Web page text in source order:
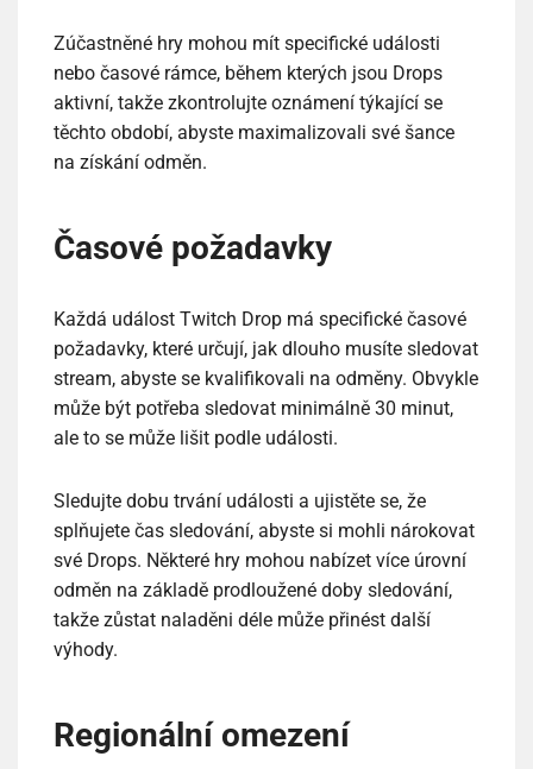
Zúčastněné hry mohou mít specifické události
nebo časové rámce, během kterých jsou Drops
aktivní, takže zkontrolujte oznámení týkající se
těchto období, abyste maximalizovali své šance
na získání odměn.
Časové požadavky
Každá událost Twitch Drop má specifické časové
požadavky, které určují, jak dlouho musíte sledovat
stream, abyste se kvalifikovali na odměny. Obvykle
může být potřeba sledovat minimálně 30 minut,
ale to se může lišit podle události.
Sledujte dobu trvání události a ujistěte se, že
splňujete čas sledování, abyste si mohli nárokovat
své Drops. Některé hry mohou nabízet více úrovní
odměn na základě prodloužené doby sledování,
takže zůstat naladěni déle může přinést další
výhody.
Regionální omezení